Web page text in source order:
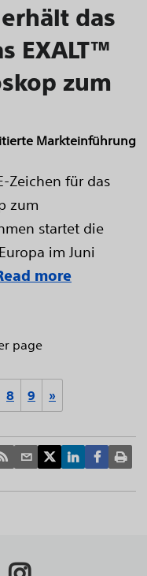
das
EXALT™
zum
Markteinführung
Zeichen für das
zum
startet die
im Juni
more
page
8 9 »